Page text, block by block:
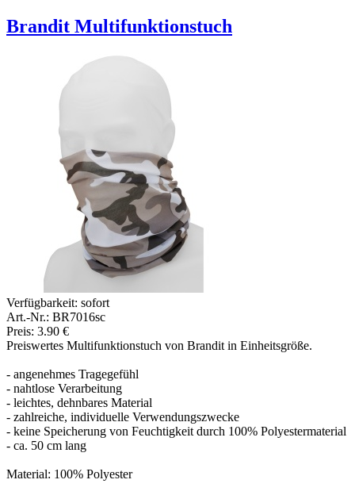
Brandit Multifunktionstuch
Verfügbarkeit: sofort
Art.-Nr.: BR7016sc
Preis: 3.90 €
Preiswertes Multifunktionstuch von Brandit in Einheitsgröße.
- angenehmes Tragegefühl
- nahtlose Verarbeitung
- leichtes, dehnbares Material
- zahlreiche, individuelle Verwendungszwecke
- keine Speicherung von Feuchtigkeit durch 100% Polyestermaterial
- ca. 50 cm lang
Material: 100% Polyester